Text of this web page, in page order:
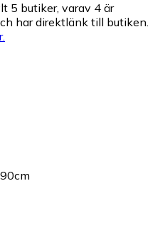
5 butiker, varav 4 är
har direktlänk till butiken.